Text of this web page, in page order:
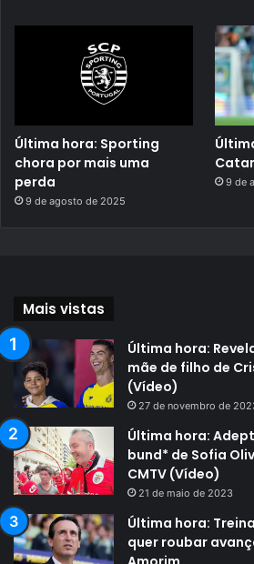
Última hora: Sporting
chora por mais uma
perda
9 de agosto de 2025
9 de
Mais vistas
Última hora:
mãe de filho de
(Vídeo)
27 de novembro de
Última hora:
bund* de Sofia
CMTV (Vídeo)
21 de maio de 2023
Última hora:
quer roubar